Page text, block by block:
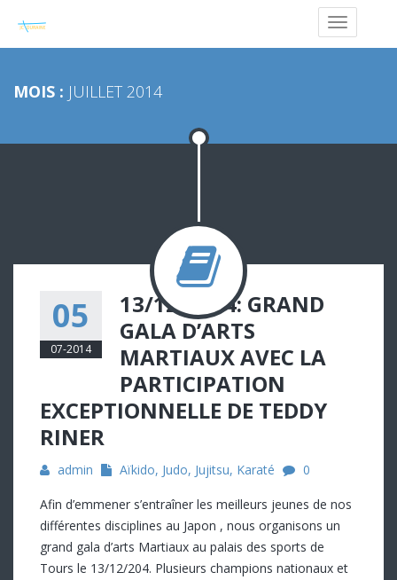
MOIS : JUILLET 2014
05
07-2014
13/12/2014: GRAND
GALA D’ARTS
MARTIAUX AVEC LA
PARTICIPATION
EXCEPTIONNELLE DE TEDDY
RINER
admin Aïkido, Judo, Jujitsu, Karaté 0
Afin d’emmener s’entraîner les meilleurs jeunes de nos
différentes disciplines au Japon , nous organisons un
grand gala d’arts Martiaux au palais des sports de
Tours le 13/12/204. Plusieurs champions nationaux et